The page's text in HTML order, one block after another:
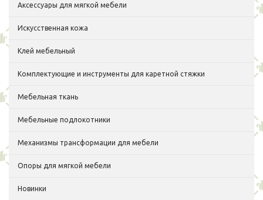
Аксессуары для мягкой мебели
Искусственная кожа
Клей мебельный
Комплектующие и инструменты для каретной стяжки
Мебельная ткань
Мебельные подлокотники
Механизмы трансформации для мебели
Опоры для мягкой мебели
Новинки